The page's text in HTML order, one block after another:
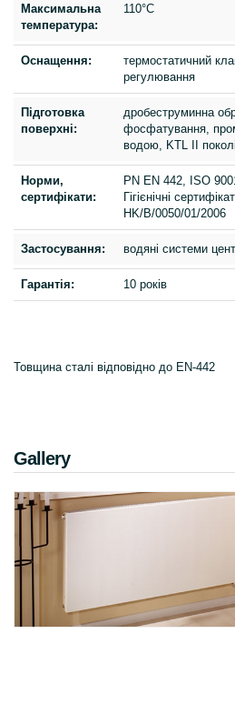
Максимальна
температура:
110°C
Оснащення:
термостатичний
регулювання
Підготовка
поверхні:
дробеструминна
фосфатування,
водою, KTL ІІ
Норми,
сертифікати:
PN EN 442, ISO
Гігієнічні
HK/B/0050/01/2006
Застосування: водяні системи
Гарантія: 10 років
Товщина сталі відповідно до EN-442
Gallery